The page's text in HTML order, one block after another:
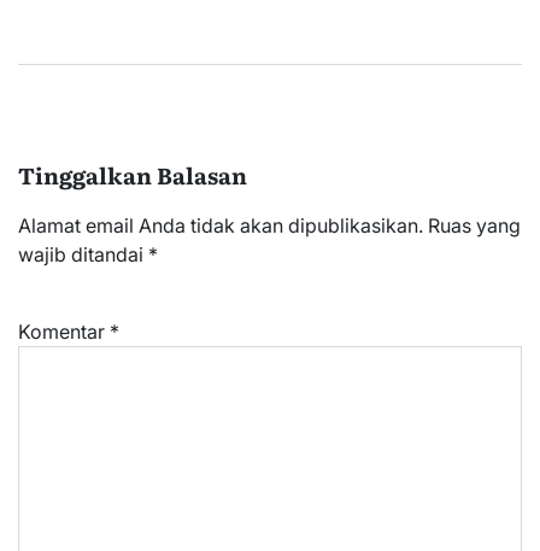
Tinggalkan Balasan
Alamat email Anda tidak akan dipublikasikan. Ruas yang
wajib ditandai *
Komentar *